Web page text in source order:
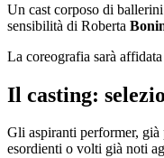
Un cast corposo di
sensibilità di Roberta
La coreografia sarà affidata
Il casting:
Gli aspiranti performer,
esordienti o volti già noti